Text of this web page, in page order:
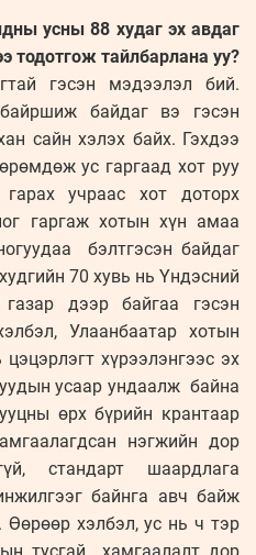
усны 88 худаг эх авдаг
тодотгож тайлбарлана уу?
гэсэн мэдээлэл бий.
байдаг вэ гэсэн
сайн хэлэх байх. Гэхдээ
ус гаргаад хот руу
учраас хот доторх
гаргаж хотын хүн амаа
бэлтгэсэн байдаг
70 хувь нь Үндэсний
газар дээр байгаа гэсэн
Улаанбаатар хотын
хүрээлэнгээс эх
усаар ундаалж байна
өрх бүрийн крантаар
нэгжийн дор
стандарт шаардлага
байнга авч байж
Өөрөөр хэлбэл, ус нь ч тэр